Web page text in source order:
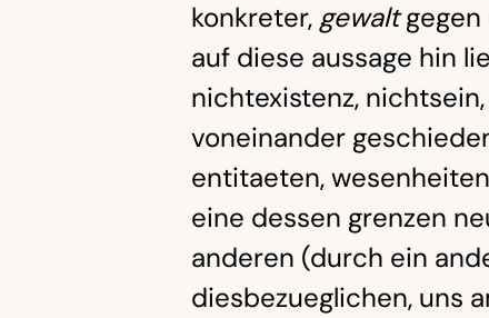
konkreter, gewaltgegen
auf diese aussage hin
nichtexistenz,
voneinander
entitaeten,
eine dessen grenzen
anderen (durch ein
diesbezueglichen, uns